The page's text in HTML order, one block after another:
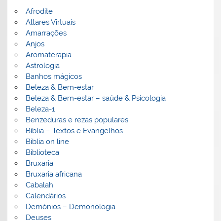
Afrodite
Altares Virtuais
Amarrações
Anjos
Aromaterapia
Astrologia
Banhos mágicos
Beleza & Bem-estar
Beleza & Bem-estar – saúde & Psicologia
Beleza-1
Benzeduras e rezas populares
Bíblia – Textos e Evangelhos
Biblia on line
Biblioteca
Bruxaria
Bruxaria africana
Cabalah
Calendários
Demónios – Demonologia
Deuses